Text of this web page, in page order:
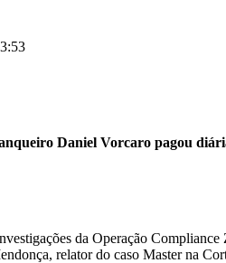
Daniel Vorcaro pagou
da Operação
relator do caso Master na